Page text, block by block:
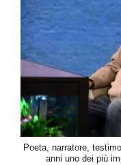
Poeta, narratore,
anni uno dei più